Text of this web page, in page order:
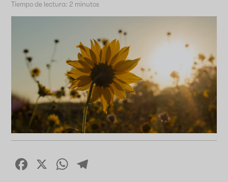
Tiempo de lectura: 2 minutos
Facebook
X WhatsApp